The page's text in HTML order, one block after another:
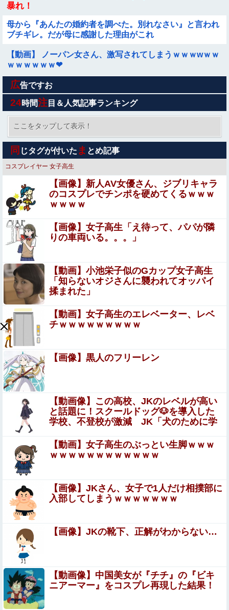
暴れ！
母から『あんたの婚約者を調べた。別れなさい』と言われ
ブチギレ。だが母に感謝した理由がこれ
【動画】 ノーパン女さん、激写されてしまうｗｗｗwｗｗ
ｗｗｗｗｗｗ❤
アップルVSマイクロソフトならどっちが強いんや？
【衝撃映像】日本のタクシー運転手同士の路上喧嘩、ヤク
ザのようだと海外で話題に
【朗報】Vtuber界、新たなる『弱男の姫』が爆誕ｗｗｗｗ
ｗｗｗｗｗｗｗ
【動画】世界一過酷なオフロードレースのコース設計が絶
対におかしい（笑）
【画像】20年前のAV、キチガイすぎるwwwwww
【速報】ワイ（25）、営業から工場のラインへ異動した結
果・・・・・・
ク●ニ中に匂ったらこうなるww
【悲報】ショートスリーパー堀大輔、涙を流す
【速報】AKB48が千葉ロッテ参戦、佐藤綺星の始球式＆3
曲披露に裏住民歓喜ｗｗｗ他
エロ漫画『むっつり赤ずきんくんからは逃げられない』を
rawやhitomiを使わずに無料で読む方法│AX
【えぇ…】シャインマスカット約200房を盗んだ
男の自宅を調べた結果ｗｗｗｗｗｗｗｗ
【画像】まま「なんかプール入ってたら学生にめっちゃ見
られたw」
【画像】 サンモニの女子アナさん、日曜の朝から素材を提
供してしまう
お高いテント、盗まれそうで怖くない？
中国「大豪雨！」三峡ダム「基礎部分破損」中国「全力放
流！」台風13号「中国上陸予測」台風15号「中国接近（画
像」中国「台風同時上陸！（穀物生産が...
【艦これ】ほい、恐らく世界一需要がないE5-4甲クリア編
成
【画像】 J Kダンス部、なぜか部員の８割が巨 乳で揺れま
広告ですお
24時間注 目＆人気記事ランキング
ここをタップして表示！
同 じタグが付いた ま とめ記事
コスプレイヤー 女子高生
【画像】新人AV女優さん、ジブリキャラ
のコスプレでチンポを硬めてくるｗｗｗ
ｗｗｗｗ
【画像】女子高生「え待って、パパが隣
りの車両いる。。。」
【動画】小池栄子似のGカップ女子高生
「知らないオジさんに襲われてオッパイ
揉まれた」
【動画】女子高生のエレベーター、レベ
チｗｗｗｗｗｗｗｗｗ
【画像】黒人のフリーレン
【動画像】この高校、JKのレベルが高い
と話題に！スクールドッグ🐶を導入した
学校、不登校が激減 JK「犬のために学
【動画】女子高生のぶっとい生脚ｗｗｗ
ｗｗｗｗｗｗｗｗｗｗｗｗ
【画像】JKさん、女子で1人だけ相撲部に
入部してしまうｗｗｗｗｗｗｗ
【画像】JKの靴下、正解がわからない…
【動画像】中国美女が『チチ』の『ビキ
ニアーマー』をコスプレ再現した結果！